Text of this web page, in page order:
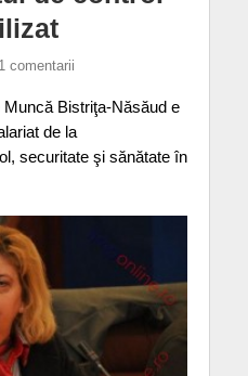
comentarii
Muncă Bistriţa-Năsăud e
de la
securitate şi sănătate în